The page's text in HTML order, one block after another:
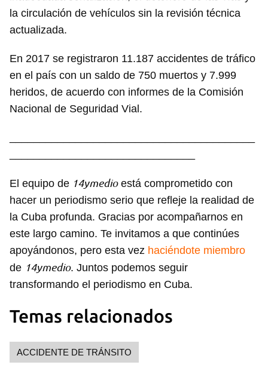
Para poder guardar como favorito, primero has de
la circulación de vehículos sin la revisión técnica
actualizada.
En 2017 se registraron 11.187 accidentes de tráfico
en el país con un saldo de 750 muertos y 7.999
heridos, de acuerdo con informes de la Comisión
Nacional de Seguridad Vial.
El equipo de 14ymedioestá comprometido con
hacer un periodismo serio que refleje la realidad de
la Cuba profunda. Gracias por acompañarnos en
este largo camino. Te invitamos a que continúes
apoyándonos, pero esta vez haciéndote miembro
de 14ymedio. Juntos podemos seguir
transformando el periodismo en Cuba.
Temas relacionados
ACCIDENTE DE TRÁNSITO